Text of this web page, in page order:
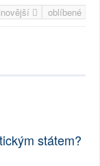
oblíbené
státem?